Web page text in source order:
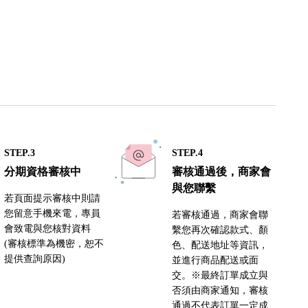
STEP.3
分期資格審核中
若頁面提示審核中則請
您留意手機來電，專員
會致電與您核對資料
(審核標準為機密，恕不
提供查詢原因)
STEP.4
審核通過後，商家會
與您聯繫
若審核通過，商家會聯
繫您再次確認款式、顏
色、配送地址等資訊，
並進行商品配送或面
交。※最終訂單成立與
否須由商家通知，審核
通過不代表訂單一定成